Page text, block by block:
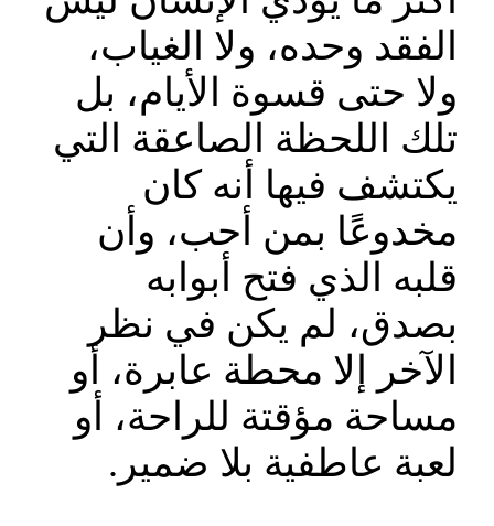
الفقد وحده، ولا الغياب،
ولا حتى قسوة الأيام، بل
تلك اللحظة الصاعقة التي
يكتشف فيها أنه كان
مخدوعًا بمن أحب، وأن
قلبه الذي فتح أبوابه
بصدق، لم يكن في نظر
الآخر إلا محطة عابرة، أو
مساحة مؤقتة للراحة، أو
لعبة عاطفية بلا ضمير.